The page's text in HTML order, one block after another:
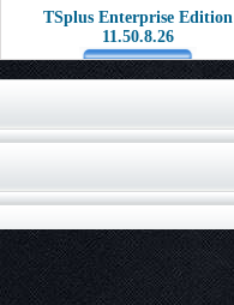
TSplus Enterprise Edition
11.50.8.26